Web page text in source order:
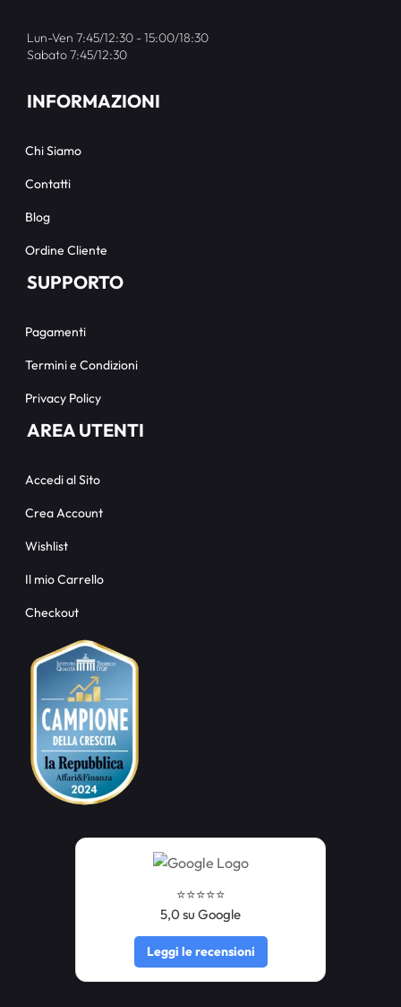
Lun-Ven 7:45/12:30 - 15:00/18:30
Sabato 7:45/12:30
INFORMAZIONI
Chi Siamo
Contatti
Blog
Ordine Cliente
SUPPORTO
Pagamenti
Termini e Condizioni
Privacy Policy
AREA UTENTI
Accedi al Sito
Crea Account
Wishlist
Il mio Carrello
Checkout
⭐️⭐️⭐️⭐️⭐️
5,0 su Google
Leggi le recensioni